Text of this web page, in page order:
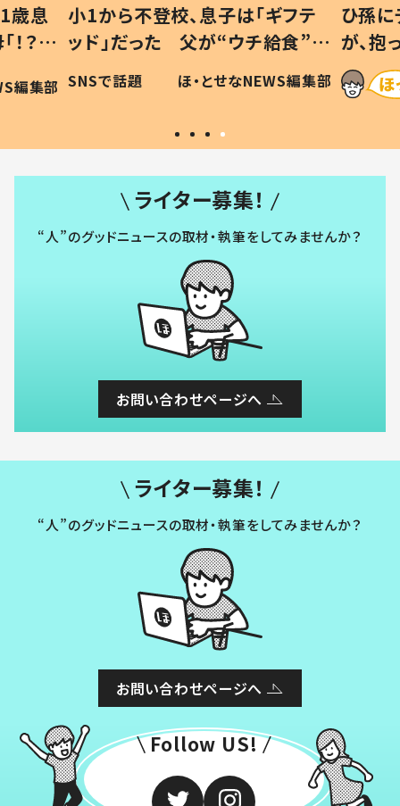
フテ
食”を
編集部
ひ孫にデレデレな80歳じいじ
が、抱っこすると…ひ孫の反応に
「涙が出ました」「可愛くて仕方な
い」
ほ・とせなNEWS編集部
ライター募集！
“人”のグッドニュースの取材・執筆をしてみませんか？
お問い合わせページへ
ライター募集！
“人”のグッドニュースの取材・執筆をしてみませんか？
お問い合わせページへ
Follow US!